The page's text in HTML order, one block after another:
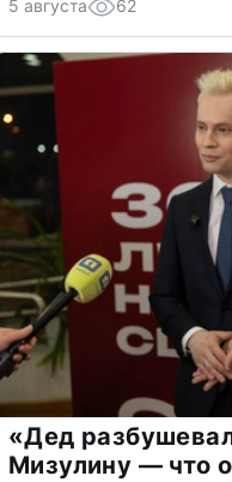
5 августа 62
«Дед
Мизулину — что